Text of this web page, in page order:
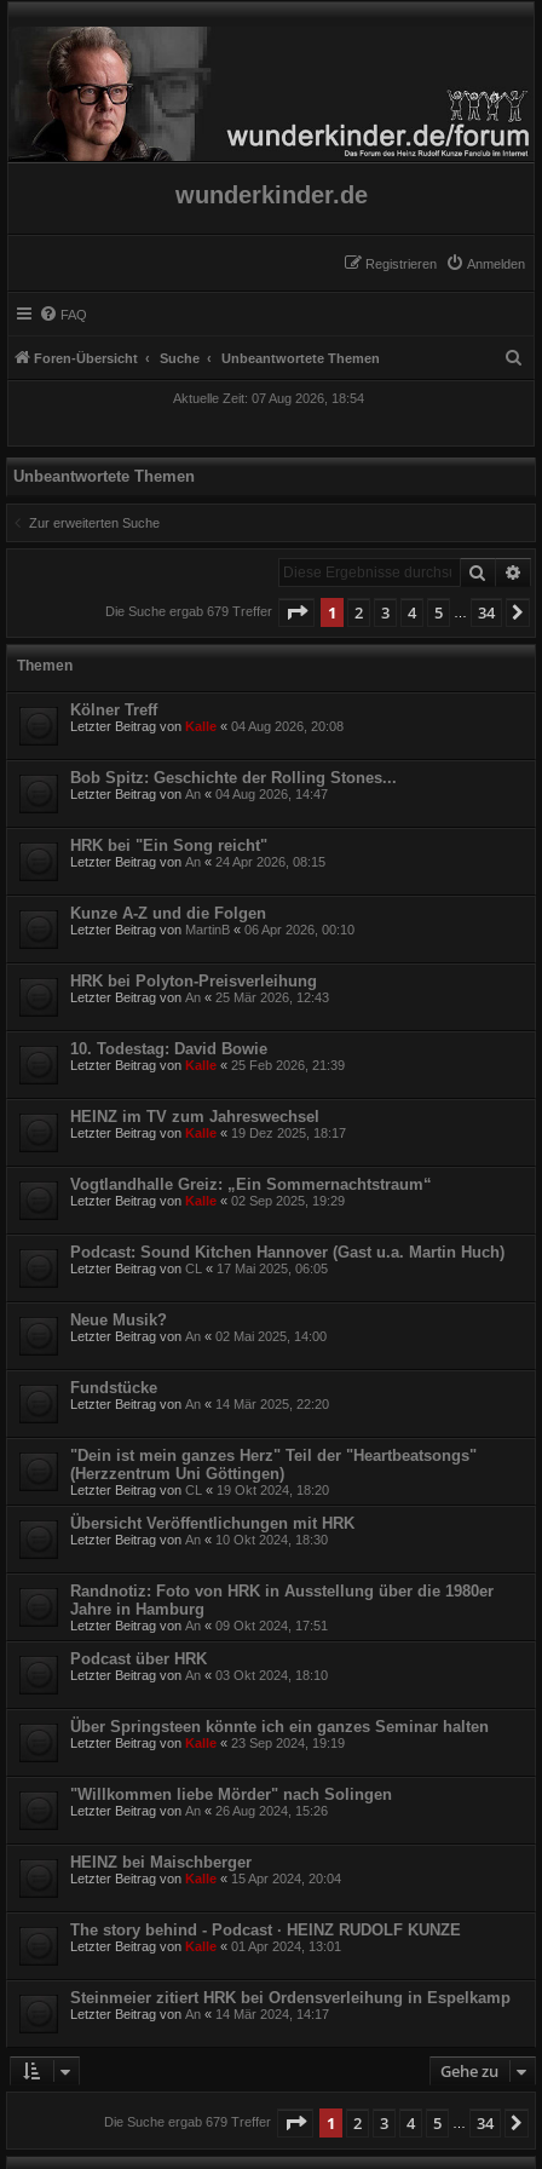
wunderkinder.de
Anmelden
Registrieren
FAQ
Foren-Übersicht Suche Unbeantwortete Themen
Aktuelle Zeit: 07 Aug 2026, 18:54
Unbeantwortete Themen
Zur erweiterten Suche
Suche
Die Suche ergab 679 Treffer Seite 1von 34
1 2 3 4 5 34
Themen
Kölner Treff
Letzter Beitrag von Kalle « 04 Aug 2026, 20:08
Bob Spitz: Geschichte der Rolling Stones...
Letzter Beitrag von An « 04 Aug 2026, 14:47
HRK bei "Ein Song reicht"
Letzter Beitrag von An « 24 Apr 2026, 08:15
Kunze A-Z und die Folgen
Letzter Beitrag von MartinB « 06 Apr 2026, 00:10
HRK bei Polyton-Preisverleihung
Letzter Beitrag von An « 25 Mär 2026, 12:43
10. Todestag: David Bowie
Letzter Beitrag von Kalle « 25 Feb 2026, 21:39
HEINZ im TV zum Jahreswechsel
Letzter Beitrag von Kalle « 19 Dez 2025, 18:17
Vogtlandhalle Greiz: „Ein Sommernachtstraum“
Letzter Beitrag von Kalle « 02 Sep 2025, 19:29
Podcast: Sound Kitchen Hannover (Gast u.a. Martin Huch)
Letzter Beitrag von CL « 17 Mai 2025, 06:05
Neue Musik?
Letzter Beitrag von An « 02 Mai 2025, 14:00
Fundstücke
Letzter Beitrag von An « 14 Mär 2025, 22:20
"Dein ist mein ganzes Herz" Teil der "Heartbeatsongs"
(Herzzentrum Uni Göttingen)
Letzter Beitrag von CL « 19 Okt 2024, 18:20
Übersicht Veröffentlichungen mit HRK
Letzter Beitrag von An « 10 Okt 2024, 18:30
Randnotiz: Foto von HRK in Ausstellung über die 1980er
Jahre in Hamburg
Letzter Beitrag von An « 09 Okt 2024, 17:51
Podcast über HRK
Letzter Beitrag von An « 03 Okt 2024, 18:10
Über Springsteen könnte ich ein ganzes Seminar halten
Letzter Beitrag von Kalle « 23 Sep 2024, 19:19
"Willkommen liebe Mörder" nach Solingen
Letzter Beitrag von An « 26 Aug 2024, 15:26
HEINZ bei Maischberger
Letzter Beitrag von Kalle « 15 Apr 2024, 20:04
The story behind - Podcast · HEINZ RUDOLF KUNZE
Letzter Beitrag von Kalle « 01 Apr 2024, 13:01
Steinmeier zitiert HRK bei Ordensverleihung in Espelkamp
Letzter Beitrag von An « 14 Mär 2024, 14:17
Gehe zu
Die Suche ergab 679 Treffer Seite 1von 34
1 2 3 4 5 34